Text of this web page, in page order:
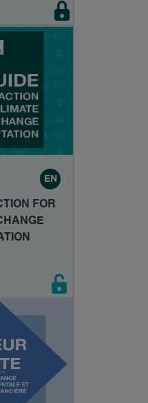
EN
FOR